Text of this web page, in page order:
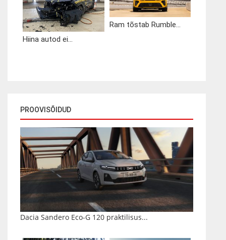
Hiina autod ei...
Ram tõstab Rumble...
PROOVISÕIDUD
Dacia Sandero Eco-G 120 praktilisus...